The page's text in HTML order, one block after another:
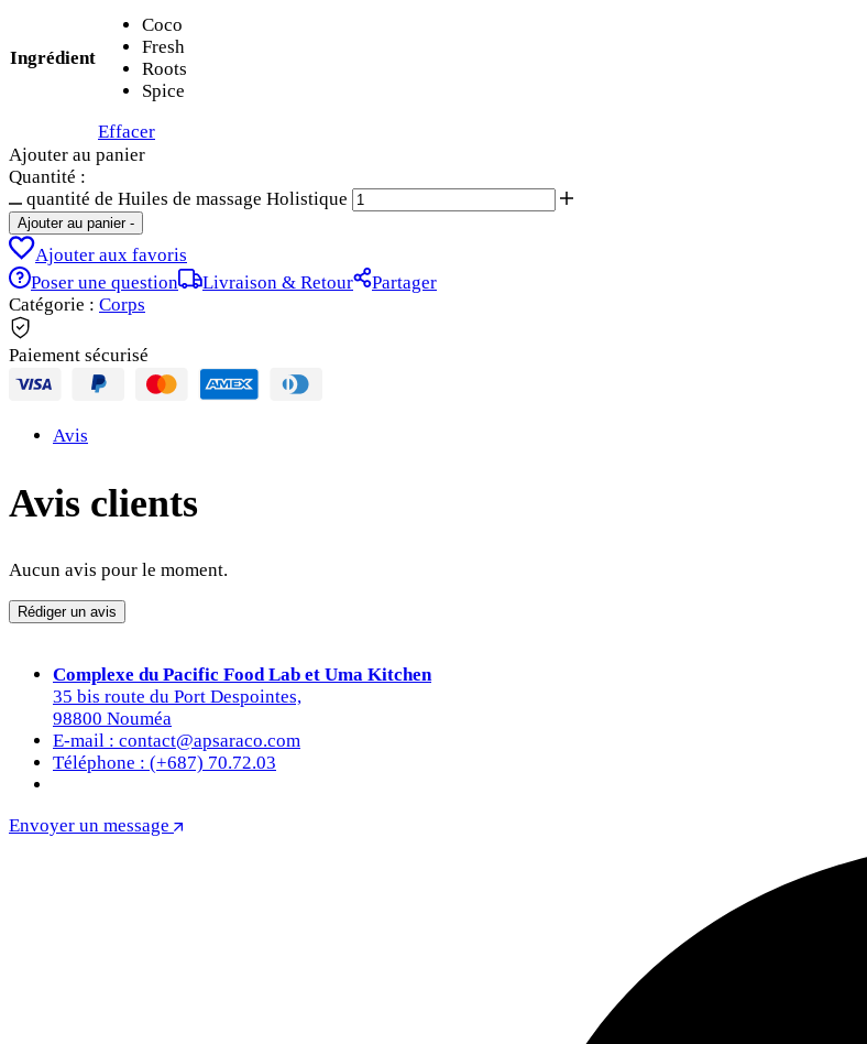
Ingrédient
Coco
Fresh
Roots
Spice
Effacer
Ajouter au panier
Quantité :
quantité de Huiles de massage Holistique
Ajouter au panier -
Ajouter aux favoris
Poser une question
Livraison & Retour
Partager
Catégorie : Corps
Paiement sécurisé
Avis
Avis clients
Aucun avis pour le moment.
Rédiger un avis
Complexe du Pacific Food Lab et Uma Kitchen
35 bis route du Port Despointes,
98800 Nouméa
E-mail : contact@apsaraco.com
Téléphone : (+687) 70.72.03
Envoyer un message